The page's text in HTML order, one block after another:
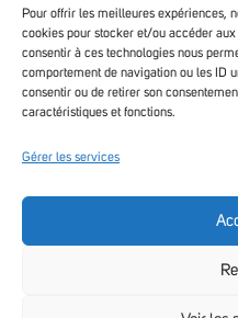
Pour offrir les meilleures expériences,
cookies pour stocker et/ou accéder
consentir à ces technologies nous
comportement de navigation ou les ID
consentir ou de retirer son
caractéristiques et fonctions.
Gérer les services
CONTACT
Accessibilité